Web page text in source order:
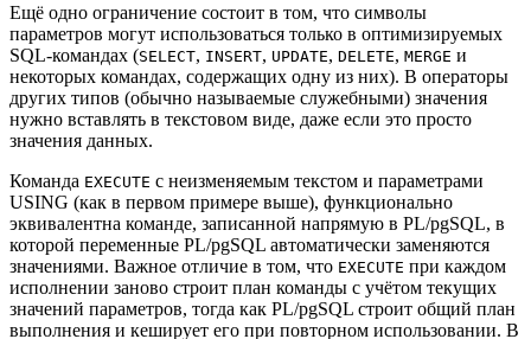
Ещё одно ограничение состоит в том, что символы
параметров могут использоваться только в оптимизируемых
SQL-командах (SELECT, INSERT, UPDATE, DELETE, MERGE и
некоторых командах, содержащих одну из них). В операторы
других типов (обычно называемые служебными) значения
нужно вставлять в текстовом виде, даже если это просто
значения данных.
Команда EXECUTE c неизменяемым текстом и параметрами
USING (как в первом примере выше), функционально
эквивалентна команде, записанной напрямую в PL/pgSQL, в
которой переменные PL/pgSQL автоматически заменяются
значениями. Важное отличие в том, что EXECUTE при каждом
исполнении заново строит план команды с учётом текущих
значений параметров, тогда как PL/pgSQL строит общий план
выполнения и кеширует его при повторном использовании. В